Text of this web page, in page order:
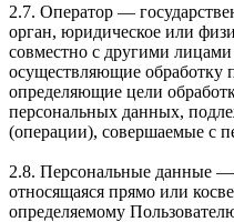
2.7. Оператор —
орган, юридическое или
совместно с другими
осуществляющие обработку
определяющие цели
персональных данных,
(операции), совершаемые с
2.8. Персональные данные
относящаяся прямо или
определяемому